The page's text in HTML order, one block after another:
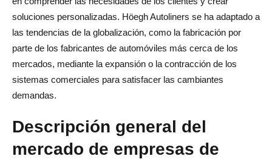
soluciones personalizadas. Höegh Autoliners se ha adaptado a
las tendencias de la globalización, como la fabricación por
parte de los fabricantes de automóviles más cerca de los
mercados, mediante la expansión o la contracción de los
sistemas comerciales para satisfacer las cambiantes
demandas.
Descripción general del
mercado de empresas de